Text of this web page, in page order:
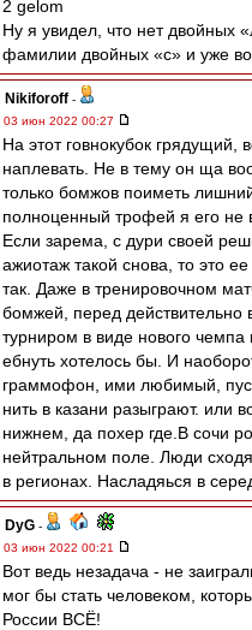
2 gelom
Ну я увидел, что нет двойных
фамилии двойных «с» и уже
Nikiforoff -
03 июн 2022 00:27
На этот говнокубок грядущий,
наплевать. Не в тему он ща
только бомжов поиметь
полноценный трофей я его не
Если зарема, с дури своей
ажиотаж такой снова, то это
так. Даже в тренировочном
бомжей, перед действительно
турниром в виде нового чемпа
ебнуть хотелось бы. И
граммофон, ими любимый,
нить в казани разыграют. или
нижнем, да похер где.В сочи
нейтральном поле. Люди
в регионах. Насладяься в
DyG -
03 июн 2022 00:21
Вот ведь незадача - не
мог бы стать человеком,
России ВСЁ!